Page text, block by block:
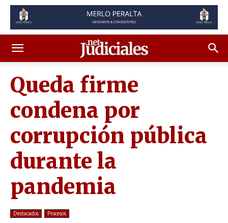
Queda firme
condena por
corrupción pública
durante la
pandemia
Destacados Procesos